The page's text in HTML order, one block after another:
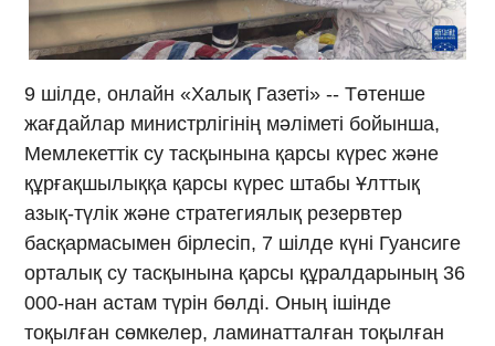
9 шілде, онлайн «Халық Газеті» -- Төтенше
жағдайлар министрлігінің мәліметі бойынша,
Мемлекеттік су тасқынына қарсы күрес және
құрғақшылыққа қарсы күрес штабы Ұлттық
азық-түлік және стратегиялық резервтер
басқармасымен бірлесіп, 7 шілде күні Гуансиге
орталық су тасқынына қарсы құралдарының 36
000-нан астам түрін бөлді. Оның ішінде
тоқылған сөмкелер, ламинатталған тоқылған